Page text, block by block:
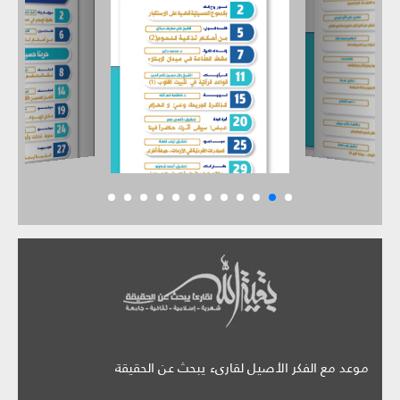
موعد مع الفكر الأصيل لقارىء يبحث عن الحقيقة